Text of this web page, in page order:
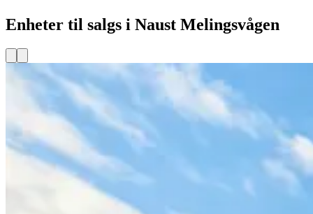
Enheter til salgs i Naust Melingsvågen